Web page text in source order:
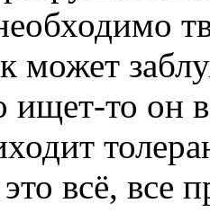
может
то он
всё, все